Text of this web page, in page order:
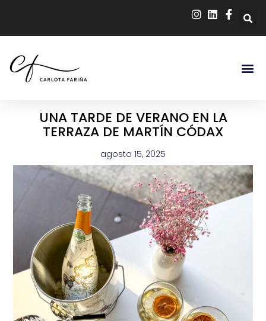
UNA TARDE DE VERANO EN LA
TERRAZA DE MARTÍN CÓDAX
agosto 15, 2025